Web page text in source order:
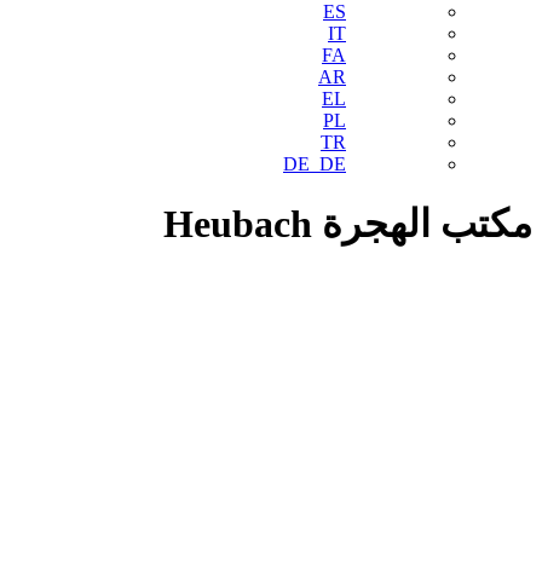
ES
IT
FA
AR
EL
PL
TR
DE_DE
مكتب الهجرة Heubach